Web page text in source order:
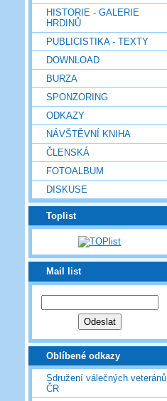
HISTORIE - GALERIE
HRDINŮ
PUBLICISTIKA - TEXTY
DOWNLOAD
BURZA
SPONZORING
ODKAZY
NÁVŠTĚVNÍ KNIHA
ČLENSKÁ
FOTOALBUM
DISKUSE
Toplist
Mail list
Oblíbené odkazy
Sdružení válečných veteránů
ČR